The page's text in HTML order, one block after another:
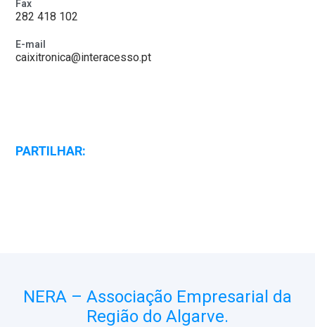
Fax
282 418 102
E-mail
caixitronica@interacesso.pt
PARTILHAR:
NERA – Associação Empresarial da
Região do Algarve.